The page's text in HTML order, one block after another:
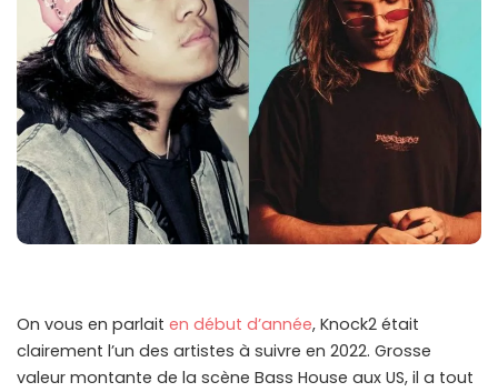
On vous en parlait en début d’année, Knock2 était
clairement l’un des artistes à suivre en 2022. Grosse
valeur montante de la scène Bass House aux US, il a tout